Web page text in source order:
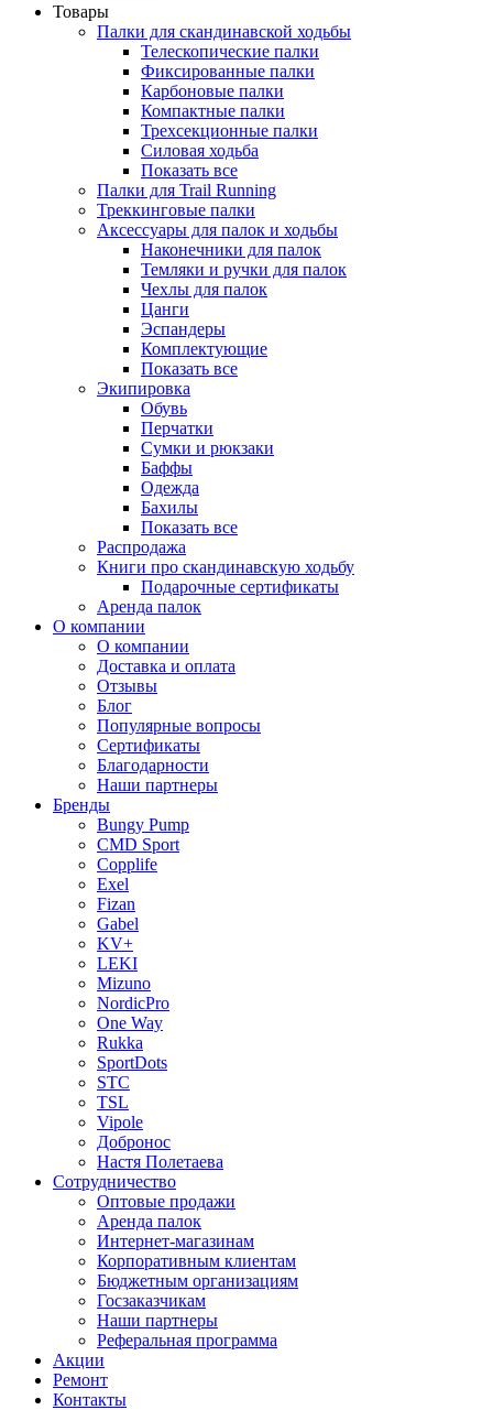
Товары
Палки для скандинавской ходьбы
Телескопические палки
Фиксированные палки
Карбоновые палки
Компактные палки
Трехсекционные палки
Силовая ходьба
Показать все
Палки для Trail Running
Треккинговые палки
Аксессуары для палок и ходьбы
Наконечники для палок
Темляки и ручки для палок
Чехлы для палок
Цанги
Эспандеры
Комплектующие
Показать все
Экипировка
Обувь
Перчатки
Сумки и рюкзаки
Баффы
Одежда
Бахилы
Показать все
Распродажа
Книги про скандинавскую ходьбу
Подарочные сертификаты
Аренда палок
О компании
О компании
Доставка и оплата
Отзывы
Блог
Популярные вопросы
Сертификаты
Благодарности
Наши партнеры
Бренды
Bungy Pump
CMD Sport
Copplife
Exel
Fizan
Gabel
KV+
LEKI
Mizuno
NordicPro
One Way
Rukka
SportDots
STC
TSL
Vipole
Добронос
Настя Полетаева
Сотрудничество
Оптовые продажи
Аренда палок
Интернет-магазинам
Корпоративным клиентам
Бюджетным организациям
Госзаказчикам
Наши партнеры
Реферальная программа
Акции
Ремонт
Контакты